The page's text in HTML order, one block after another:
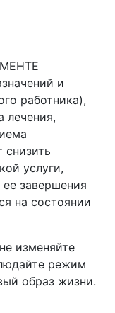
и
работника),
лечения,
снизить
услуги,
завершения
на состоянии
изменяйте
режим
образ жизни.